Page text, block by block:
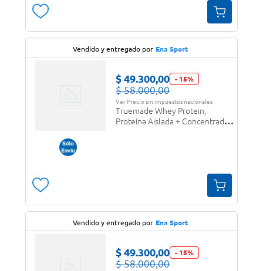
Vendido y entregado por Ena Sport
$ 49.300,00 - 15%
$ 58.000,00
Ver Precio sin impuestos nacionales
Truemade Whey Protein,
Proteína Aislada + Concentrada
Vendido y entregado por Ena Sport
$ 49.300,00 - 15%
$ 58.000,00